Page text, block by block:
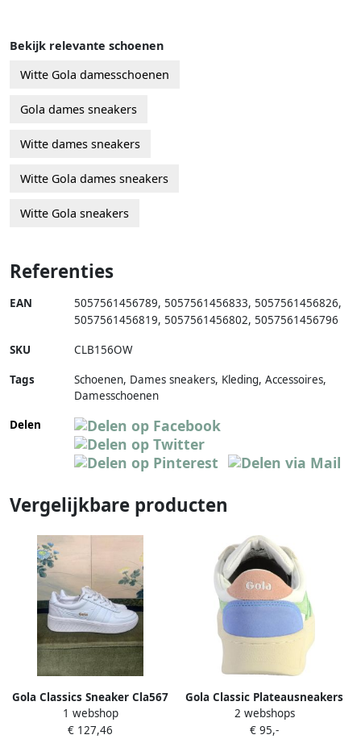
Bekijk relevante schoenen
Witte Gola damesschoenen
Gola dames sneakers
Witte dames sneakers
Witte Gola dames sneakers
Witte Gola sneakers
Referenties
EAN 5057561456789, 5057561456833, 5057561456826,
5057561456819, 5057561456802, 5057561456796
SKU CLB156OW
Tags
Schoenen, Dames sneakers, Kleding, Accessoires,
Damesschoenen
Delen
Vergelijkbare producten
Gola Classics Sneaker Cla567
voor dames Wit Maten: 36 37
38 39 40 41
1 webshop
€ 127,46
Gola Classic Plateausneakers
GRANDSLAM TRIDENT in een
leuke kleurencombinatie
2 webshops
€ 95,-